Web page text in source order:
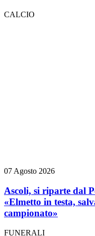
CALCIO
07 Agosto 2026
Ascoli, si riparte dal
«Elmetto in testa,
campionato»
FUNERALI